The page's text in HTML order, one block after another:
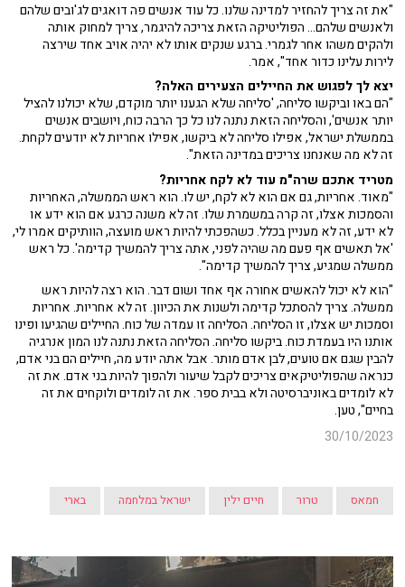
"את זה צריך להחזיר למדינה שלנו. כל עוד אנשים פה דואגים לג'ובים שלהם
ולאנשים שלהם... הפוליטיקה הזאת צריכה להיגמר, צריך למחוק אותה
ולהקים משהו אחר לגמרי. ברגע שנקים אותו לא יהיה אויב אחד שירצה
לירות עלינו כדור אחד", אמר.
יצא לך לפגוש את החיילים הצעירים האלה?
"הם באו וביקשו סליחה, 'סליחה שלא הגענו יותר מוקדם, שלא יכולנו להציל
יותר אנשים', והסליחה הזאת נתנה לנו כל כך הרבה כוח, ויושבים אנשים
בממשלת ישראל, אפילו סליחה לא ביקשו, אפילו אחריות לא יודעים לקחת.
זה לא מה שאנחנו צריכים במדינה הזאת".
מטריד אתכם שרה"מ עוד לא לקח אחריות?
"מאוד. אחריות, גם אם הוא לא לקח, יש לו. הוא ראש הממשלה, האחריות
והסמכות אצלו, זה קרה במשמרת שלו. זה לא משנה כרגע אם הוא ידע או
לא ידע, זה לא מעניין בכלל. כשהפכתי להיות ראש מועצה, הוותיקים אמרו לי,
'אל תאשים אף פעם מה שהיה לפני, אתה צריך להמשיך קדימה'. כל ראש
ממשלה שמגיע, צריך להמשיך קדימה".
"הוא לא יכול להאשים אחורה אף אחד ושום דבר. הוא רצה להיות ראש
ממשלה. צריך להסתכל קדימה ולשנות את הכיוון. זה לא אחריות. אחריות
וסמכות יש אצלו, זו הסליחה. הסליחה זו עמדה של כוח. החיילים שהגיעו ופינו
אותנו היו בעמדת כוח. ביקשו סליחה. הסליחה הזאת נתנה לנו המון אנרגיה
להבין שגם אם טועים, לבן אדם מותר. אבל אתה יודע מה, חיילים הם בני אדם,
כנראה שהפוליטיקאים צריכים לקבל שיעור ולהפוך להיות בני אדם. את זה
לא לומדים באוניברסיטה ולא בבית ספר. את זה לומדים ולוקחים את זה
בחיים", טען.
30/10/2023
חמאס טרור חיים ילין ישראל במלחמה בארי